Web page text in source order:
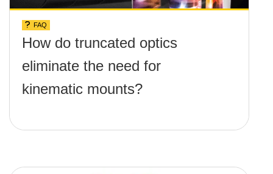
FAQ
How do truncated optics
eliminate the need for
kinematic mounts?